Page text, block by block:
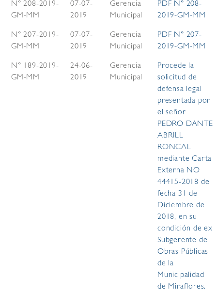
N° 208-2019-
GM-MM
07-07-
2019
Gerencia
Municipal
PDF N° 208-
2019-GM-MM
N° 207-2019-
GM-MM
07-07-
2019
Gerencia
Municipal
PDF N° 207-
2019-GM-MM
N° 189-2019-
GM-MM
24-06-
2019
Gerencia
Municipal
Procede la
solicitud de
defensa legal
presentada por
el señor
PEDRO DANTE
ABRILL
RONCAL
mediante Carta
Externa NO
44415-2018 de
fecha 31 de
Diciembre de
2018, en su
condición de ex
Subgerente de
Obras Públicas
de la
Municipalidad
de Miraflores.